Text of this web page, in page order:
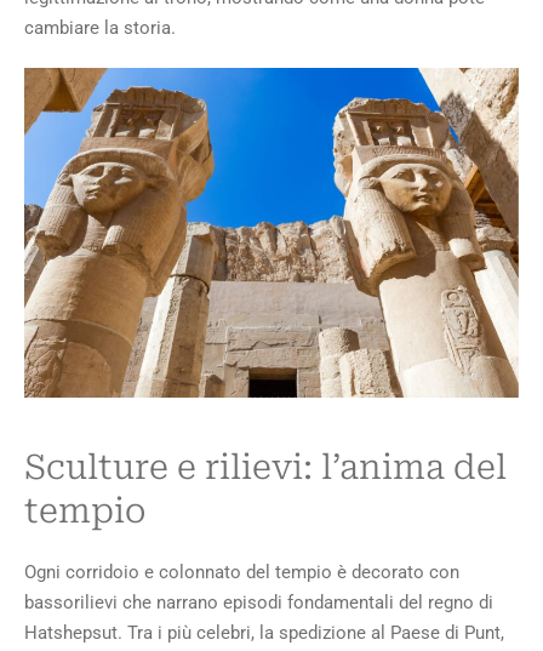
cambiare la storia.
Sculture e rilievi: l’anima del
tempio
Ogni corridoio e colonnato del tempio è decorato con
bassorilievi che narrano episodi fondamentali del regno di
Hatshepsut. Tra i più celebri, la spedizione al Paese di Punt,